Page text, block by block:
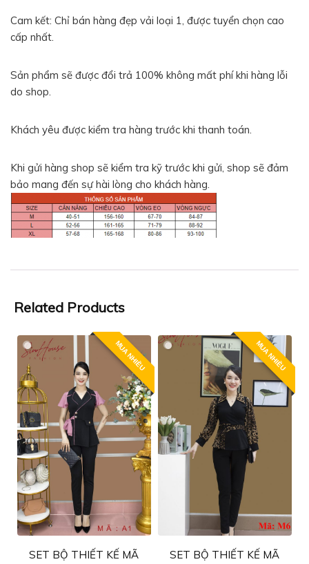
Cam kết: Chỉ bán hàng đẹp vải loại 1, được tuyển chọn cao
cấp nhất.
Sản phẩm sẽ được đổi trả 100% không mất phí khi hàng lỗi
do shop.
Khách yêu được kiểm tra hàng trước khi thanh toán.
Khi gửi hàng shop sẽ kiểm tra kỹ trước khi gửi, shop sẽ đảm
bảo mang đến sự hài lòng cho khách hàng.
Related Products
MUA NHIỀU
SET BỘ THIẾT KẾ MÃ
MUA NHIỀU
SET BỘ THIẾT KẾ MÃ